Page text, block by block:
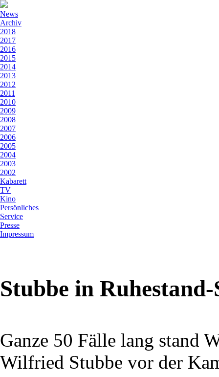
News
Archiv
2018
2017
2016
2015
2014
2013
2012
2011
2010
2009
2008
2007
2006
2005
2004
2003
2002
Kabarett
TV
Kino
Persönliches
Service
Presse
Impressum
Stubbe in
Ganze 50 Fälle lang stand
Wilfried Stubbe vor der